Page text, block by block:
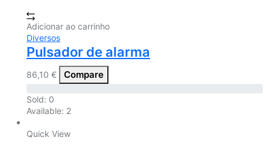
Adicionar ao carrinho
Diversos
Pulsador de alarma
86,10 € Compare
Sold: 0
Available: 2
Quick View